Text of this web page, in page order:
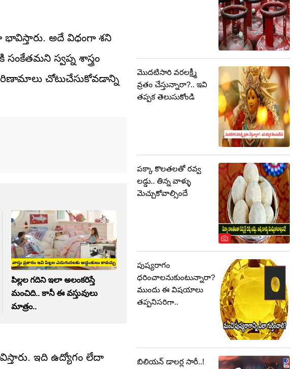
భావిస్తారు. అదే విధంగా శని
స్వప్న శాస్త్రం
పరిణామాలు చోటుచేసుకోవడాన్ని
పిల్లల గదిని ఇలా అలంకరిస్తే
మంచిది.. కానీ ఈ వస్తువులు
మాత్రం..
ఇది ఉద్యోగం లేదా
మొదటిసారి వరలక్ష్మీ
వ్రతం చేస్తున్నారా?.. ఇవి
తప్పక తెలుసుకోండి
పక్కా కొలతలతో రవ్వ
లడ్డు.. తిన్న వాళ్ళు
మెచ్చుకోవాల్సిందే
పుష్యరాగం
ధరించాలనుకుంటున్నారా?
ముందు ఈ విషయాలు
తప్పనిసరిగా..
బిలియన్ డాలర్ల సారీ..!